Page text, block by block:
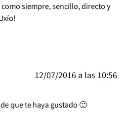
siempre, sencillo, directo y
12/07/2016 a las 10:56
que te haya gustado 🙂